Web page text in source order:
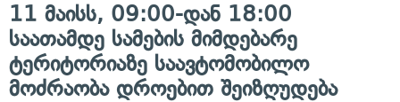
11 მაისს, 09:00-დან 18:00
საათამდე სამების მიმდებარე
ტერიტორიაზე საავტომობილო
მოძრაობა დროებით შეიზღუდება